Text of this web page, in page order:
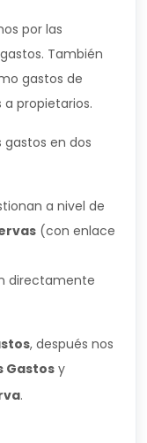
por las
También
gastos de
propietarios.
gastos en dos
a nivel de
(con enlace
directamente
, después nos
Gastos y
.